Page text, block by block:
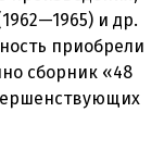
и др.
приобрели
сборник «48